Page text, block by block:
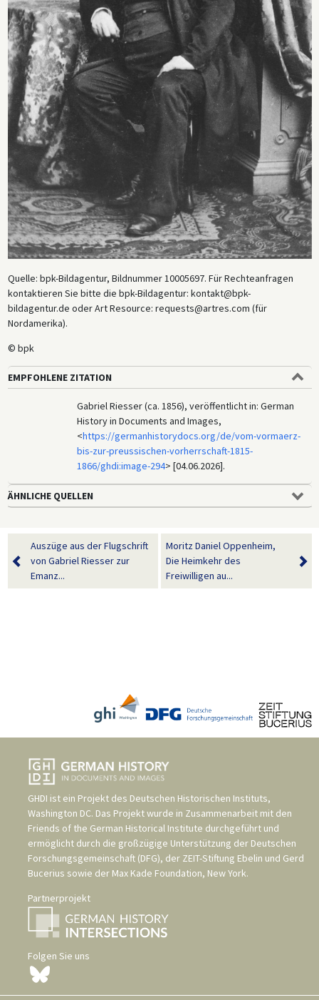
Quelle: bpk-Bildagentur, Bildnummer 10005697. Für Rechteanfragen
kontaktieren Sie bitte die bpk-Bildagentur: kontakt@bpk-
bildagentur.de oder Art Resource: requests@artres.com (für
Nordamerika).
© bpk
EMPFOHLENE ZITATION
Gabriel Riesser (ca. 1856), veröffentlicht in: German
History in Documents and Images,
<https://germanhistorydocs.org/de/vom-vormaerz-
bis-zur-preussischen-vorherrschaft-1815-
1866/ghdi:image-294> [04.06.2026].
ÄHNLICHE QUELLEN
Auszüge aus der Flugschrift
von Gabriel Riesser zur
Emanz...
Moritz Daniel Oppenheim,
Die Heimkehr des
Freiwilligen au...
GHDI ist ein Projekt des Deutschen Historischen Instituts,
Washington DC. Das Projekt wurde in Zusammenarbeit mit den
Friends of the German Historical Institute durchgeführt und
ermöglicht durch die großzügige Unterstützung der Deutschen
Forschungsgemeinschaft (DFG), der ZEIT-Stiftung Ebelin und Gerd
Bucerius sowie der Max Kade Foundation, New York.
Partnerprojekt
Folgen Sie uns